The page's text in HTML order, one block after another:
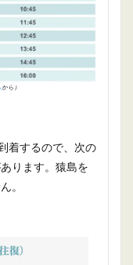
から）
着するので、次の
ります。猿島を
。